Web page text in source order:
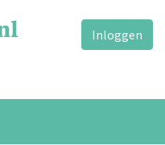
Inloggen